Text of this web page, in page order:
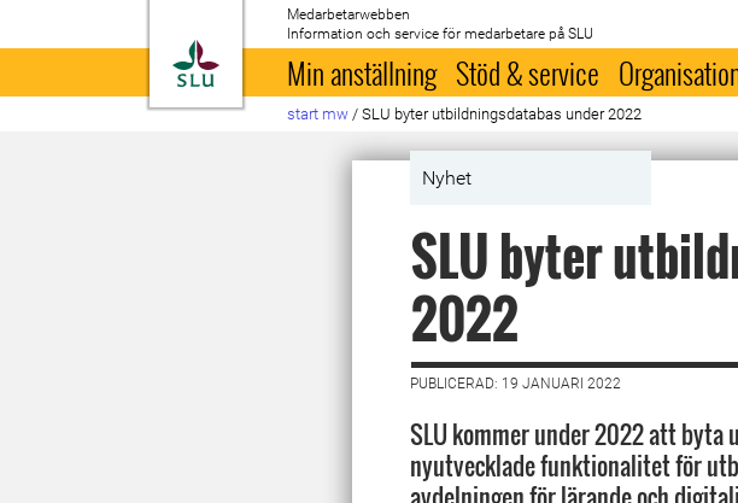
Till startsida
Medarbetarwebben
Information och service för medarbetare på SLU
Min anställning Stöd & service
start mw / SLU byter utbildningsdatabas under 2022
Nyhet
SLU byter
2022
PUBLICERAD: 19 JANUARI 2022
SLU kommer under 2022 att
nyutvecklade funktionalitet för